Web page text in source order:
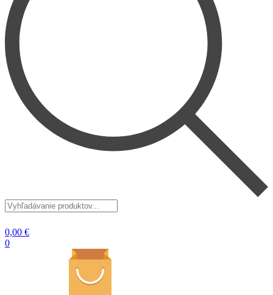
Vyhľadávanie
produktov...
0,00 €
0